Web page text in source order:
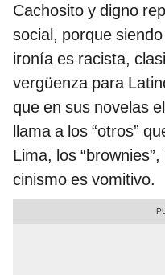
Cachosito y digno
social, porque
ironía es racista,
vergüenza para
que en sus novelas
llama a los “otros”
Lima, los
cinismo es vomitivo.